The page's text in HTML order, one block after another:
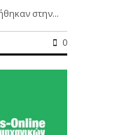
στην...
0